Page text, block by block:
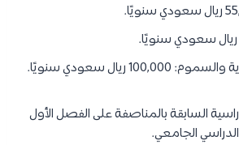
ريال سعودي سنويًا.
السابقة بالمناصفة على الفصل الأول
الجامعي.